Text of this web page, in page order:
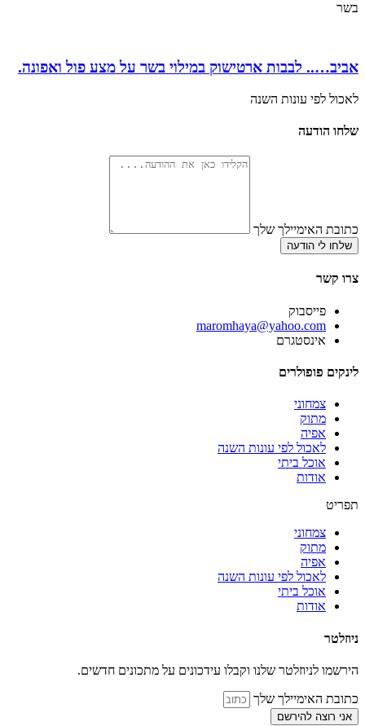
בשר
אביב….. לבבות ארטישוק במילוי בשר על מצע פול ואפונה.
לאכול לפי עונות השנה
שלחו הודעה
כתובת האימיילך שלך
שלחו לי הודעה
צרו קשר
פייסבוק
‫maromhaya@yahoo.com
אינסטגרם
לינקים פופולרים
צמחוני
מתוק
אפיה
לאכול לפי עונות השנה
אוכל ביתי
אודות
תפריט
צמחוני
מתוק
אפיה
לאכול לפי עונות השנה
אוכל ביתי
אודות
ניוזלטר
הירשמו לניוזלטר שלנו וקבלו עידכונים על מתכונים חדשים.
כתובת האימיילך שלך
אני רוצה להירשם